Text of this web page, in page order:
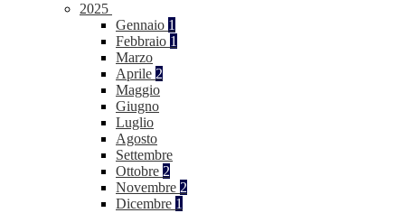
2025
Gennaio 1
Febbraio 1
Marzo
Aprile 2
Maggio
Giugno
Luglio
Agosto
Settembre
Ottobre 2
Novembre 2
Dicembre 1